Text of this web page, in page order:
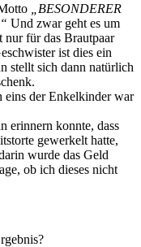
„BESONDERER
Und zwar geht es um
nur für das Brautpaar
ist dies ein
stellt sich dann natürlich
eins der Enkelkinder war
erinnern konnte, dass
gewerkelt hatte,
wurde das Geld
ob ich dieses nicht